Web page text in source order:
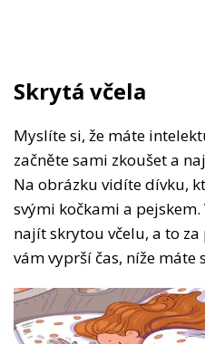
Skrytá včela
Myslíte si, že máte
začněte sami zkoušet a
Na obrázku vidíte dívku,
svými kočkami a
najít skrytou včelu, a to
vám vyprší čas, níže máte